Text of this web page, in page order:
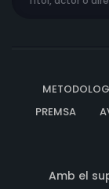
PREMSA
Amb el